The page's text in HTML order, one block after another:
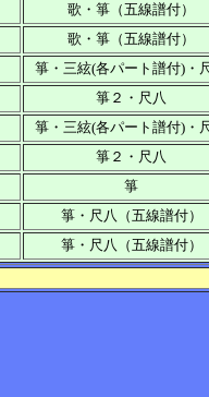
歌・箏（五線譜付）
歌・箏（五線譜付）
箏・三絃(各パート譜付)・
箏２・尺八
箏・三絃(各パート譜付)・
箏２・尺八
箏
箏・尺八（五線譜付）
箏・尺八（五線譜付）